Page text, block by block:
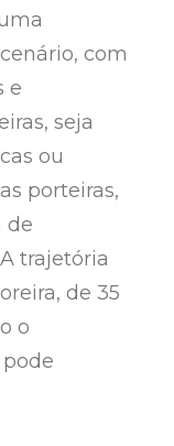
com
e
seja
ou
porteiras,
de
trajetória
de 35
o